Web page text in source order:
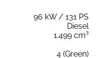
96 kW / 131 PS
Diesel
1.499 cm³
4 (Green)